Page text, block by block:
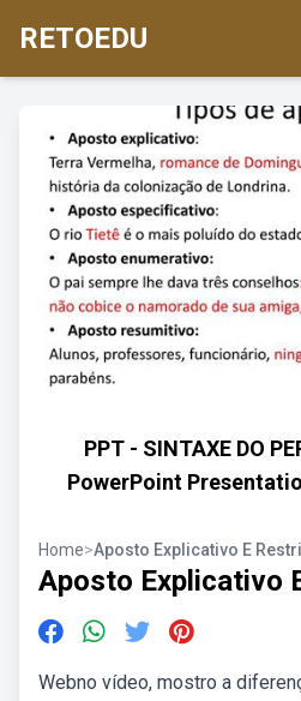
RETOEDU
PPT - SINTAXE DO
PowerPoint
Home>Aposto Explicativo E
Aposto Explicativo
Webno vídeo, mostro a